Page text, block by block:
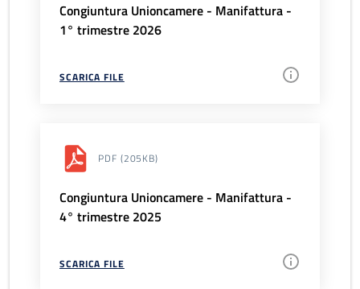
Congiuntura Unioncamere - Manifattura -
1° trimestre 2026
SCARICA FILE
PDF (205KB)
Congiuntura Unioncamere - Manifattura -
4° trimestre 2025
SCARICA FILE